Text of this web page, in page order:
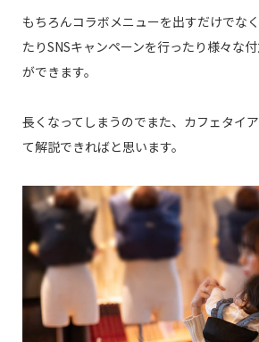
もちろんコラボメニューを出すだけでな
たりSNSキャンペーンを行ったり様々な
ができます。
長くなってしまうのでまた、カフェタイ
て解説できればと思います。